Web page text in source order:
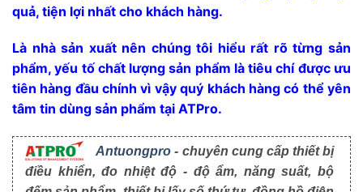
quả, tiện lợi nhất cho khách hàng.
Là nhà sản xuất nên chúng tôi hiểu rất rõ từng sản
phẩm, yếu tố chất lượng sản phẩm là tiêu chí được ưu
tiên hàng đầu chính vì vậy quý khách hàng có thể yên
tâm tin dùng sản phẩm tại ATPro.
Antuongpro - chuyên cung cấp thiết bị
điều khiển, đo nhiệt độ - độ ẩm, năng suất, bộ